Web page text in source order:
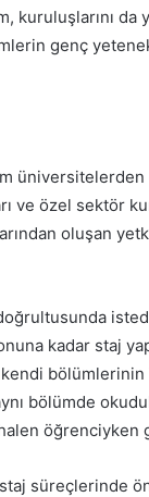
da
genç
ve özel sektör
oluşan
kadar staj
bölümde
süreçlerinde